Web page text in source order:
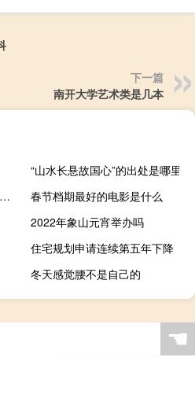
下一篇
南开大学艺术类是几本
“山水长悬故国心”的出处是哪里
集思广益 群策群力（集思广益是什么意思）
春节档期最好的电影是什么
2022年象山元宵举办吗
住宅规划申请连续第五年下降
冬天感觉腰不是自己的
☚